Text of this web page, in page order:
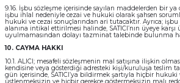
9.16. İşbu sözleşme içerisinde sayılan maddelerden bir
işbu ihlal nedeniyle cezai ve hukuki olarak şahsen
hukuki ve cezai sonuçlarından ari tutacaktır. Ayrıca;
alanına intikal ettirilmesi halinde, SATICI’nın üyeye karşı
uyulmamasından dolayı tazminat talebinde bulunma
10. CAYMA HAKKI
10.1. ALICI; mesafeli sözleşmenin mal satışına ilişkin
kendisine veya gösterdiği adresteki kişi/kuruluşa teslim
gün içerisinde, SATICI’ya bildirmek şartıyla hiçbir